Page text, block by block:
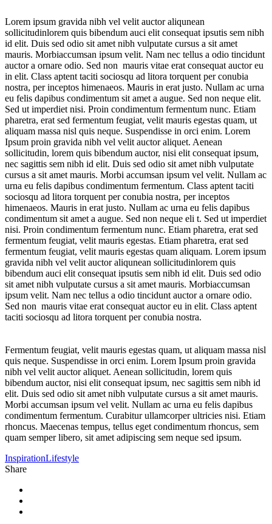
Lorem ipsum gravida nibh vel velit auctor aliqunean
sollicitudinlorem quis bibendum auci elit consequat ipsutis sem nibh
id elit. Duis sed odio sit amet nibh vulputate cursus a sit amet
mauris. Morbiaccumsan ipsum velit. Nam nec tellus a odio tincidunt
auctor a ornare odio. Sed non mauris vitae erat consequat auctor eu
in elit. Class aptent taciti sociosqu ad litora torquent per conubia
nostra, per inceptos himenaeos. Mauris in erat justo. Nullam ac urna
eu felis dapibus condimentum sit amet a augue. Sed non neque elit.
Sed ut imperdiet nisi. Proin condimentum fermentum nunc. Etiam
pharetra, erat sed fermentum feugiat, velit mauris egestas quam, ut
aliquam massa nisl quis neque. Suspendisse in orci enim. Lorem
Ipsum proin gravida nibh vel velit auctor aliquet. Aenean
sollicitudin, lorem quis bibendum auctor, nisi elit consequat ipsum,
nec sagittis sem nibh id elit. Duis sed odio sit amet nibh vulputate
cursus a sit amet mauris. Morbi accumsan ipsum vel velit. Nullam ac
urna eu felis dapibus condimentum fermentum. Class aptent taciti
sociosqu ad litora torquent per conubia nostra, per inceptos
himenaeos. Mauris in erat justo. Nullam ac urna eu felis dapibus
condimentum sit amet a augue. Sed non neque eli t. Sed ut imperdiet
nisi. Proin condimentum fermentum nunc. Etiam pharetra, erat sed
fermentum feugiat, velit mauris egestas. Etiam pharetra, erat sed
fermentum feugiat, velit mauris egestas quam aliquam. Lorem ipsum
gravida nibh vel velit auctor aliqunean sollicitudinlorem quis
bibendum auci elit consequat ipsutis sem nibh id elit. Duis sed odio
sit amet nibh vulputate cursus a sit amet mauris. Morbiaccumsan
ipsum velit. Nam nec tellus a odio tincidunt auctor a ornare odio.
Sed non mauris vitae erat consequat auctor eu in elit. Class aptent
taciti sociosqu ad litora torquent per conubia nostra.
Fermentum feugiat, velit mauris egestas quam, ut aliquam massa nisl
quis neque. Suspendisse in orci enim. Lorem Ipsum proin gravida
nibh vel velit auctor aliquet. Aenean sollicitudin, lorem quis
bibendum auctor, nisi elit consequat ipsum, nec sagittis sem nibh id
elit. Duis sed odio sit amet nibh vulputate cursus a sit amet mauris.
Morbi accumsan ipsum vel velit. Nullam ac urna eu felis dapibus
condimentum fermentum. Curabitur ullamcorper ultricies nisi. Etiam
rhoncus. Maecenas tempus, tellus eget condimentum rhoncus, sem
quam semper libero, sit amet adipiscing sem neque sed ipsum.
InspirationLifestyle
Share